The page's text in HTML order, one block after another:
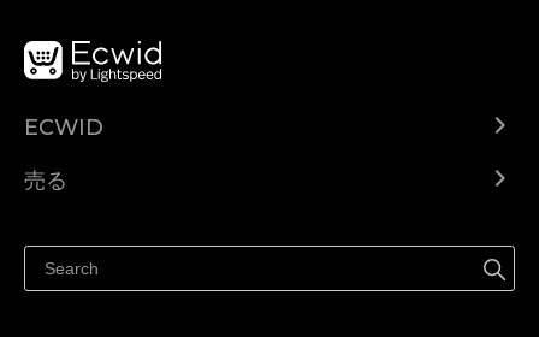
ECWID
ヘルプセンター
売る
Facebookで販売する
Instagramで販売する